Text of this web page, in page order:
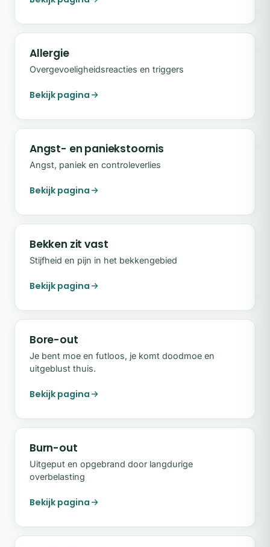
Allergie
Overgevoeligheidsreacties en triggers
Bekijk pagina
Angst- en paniekstoornis
Angst, paniek en controleverlies
Bekijk pagina
Bekken zit vast
Stijfheid en pijn in het bekkengebied
Bekijk pagina
Bore-out
Je bent moe en futloos, je komt doodmoe en
uitgeblust thuis.
Bekijk pagina
Burn-out
Uitgeput en opgebrand door langdurige
overbelasting
Bekijk pagina